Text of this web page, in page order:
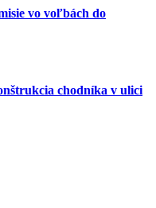
vo voľbách do
chodníka v ulici